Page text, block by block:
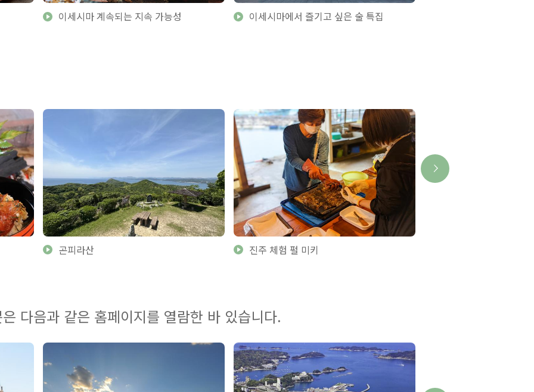
이세시마 계속되는 지속 가능성 이세시마에서 즐기고 싶은 술 특집
곤피라산 진주 체험 펄 미키
다음과 같은 홈페이지를 열람한 바 있습니다.